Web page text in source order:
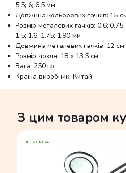
5.5; 6; 6.5 мм
Довжина кольорових гачків: 15
Розмір металевих гачків: 0.6;
1.5; 1.6; 1.75; 1.90 мм
Довжина металевих гачків: 12 см
Розмір чохла: 18 x 13.5 см
Вага: 250 гр.
Країна виробник: Китай
З цим товаром
В наявності